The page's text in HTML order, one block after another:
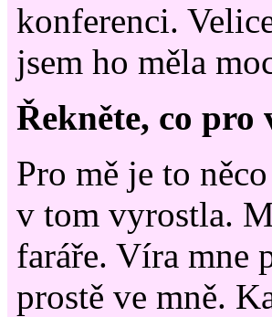
konferenci.
jsem ho měla
Řekněte, co pro
Pro mě je to
v tom vyrostla.
faráře. Víra mne
prostě ve mně.